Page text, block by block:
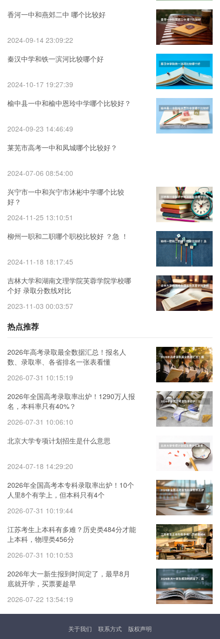
香河一中和燕郊二中 哪个比较好
2024-09-14 23:09:22
秦汉中学和铁一滨河比较哪个好
2024-10-17 19:27:39
榆中县一中和榆中恩玲中学哪个比较好？
2024-09-23 14:46:49
莱芜市高考一中和凤城哪个比较好？
2024-07-06 08:54:00
兴宁市一中和兴宁市沐彬中学哪个比较
好？
2024-11-25 13:10:51
柳州一职和二职哪个职校比较好 ？急 ！
2024-11-18 18:17:45
吉林大学和湖南文理学院芙蓉学院学校哪
个好 录取分数线对比
2023-11-03 00:03:57
热点推荐
2026年高考录取最全数据汇总！报名人
数、录取率、各省排名一张表看懂
2026-07-31 10:15:19
2026年全国高考录取率出炉！1290万人报
名，本科率只有40%？
2026-07-31 10:06:10
北京大学专项计划招生是什么意思
2024-07-18 14:29:20
2026年全国高考本专科录取率出炉！10个
人里8个有学上，但本科只有4个
2026-07-31 10:19:44
江苏考生上本科有多难？历史类484分才能
上本科，物理类456分
2026-07-31 10:10:53
2026年大一新生报到时间定了，最早8月
底就开学，买票要趁早
2026-07-22 13:54:19
关于我们 联系方式
版权声明